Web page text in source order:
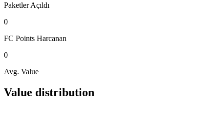
Paketler Açıldı
0
FC Points Harcanan
0
Avg. Value
Value distribution